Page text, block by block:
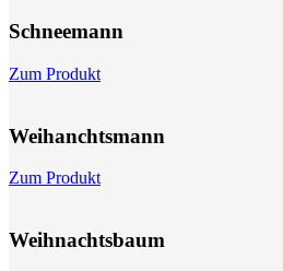
Schnee­mann
Zum Produkt
Weihanchts­mann
Zum Produkt
Weihnachts­baum